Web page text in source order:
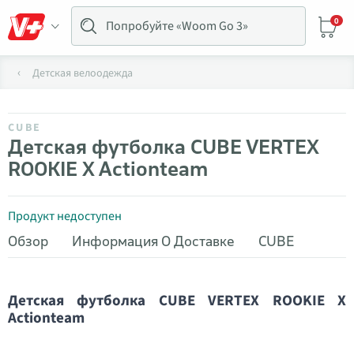
0
Детская велоодежда
CUBE
Детская футболка CUBE VERTEX
ROOKIE X Actionteam
Продукт недоступен
Обзор
Информация О Доставке CUBE
Детская футболка CUBE VERTEX ROOKIE X
Actionteam